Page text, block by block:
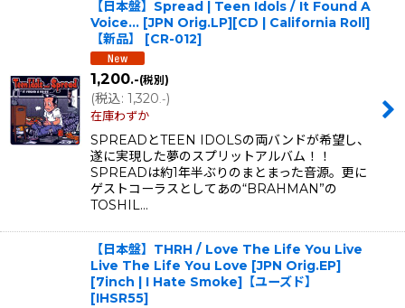
【日本盤】Spread | Teen Idols ‎/ It Found A
Voice... [JPN Orig.LP][CD | California Roll]
【新品】
[CR-012]
1,200.-(税別)
(税込: 1,320.-)
在庫わずか
SPREADとTEEN IDOLSの両バンドが希望し、
遂に実現した夢のスプリットアルバム！！
SPREADは約1年半ぶりのまとまった音源。更に
ゲストコーラスとしてあの“BRAHMAN”の
TOSHIL…
【日本盤】THRH / Love The Life You Live
Live The Life You Love [JPN Orig.EP]
[7inch | I Hate Smoke]【ユーズド】
[IHSR55]